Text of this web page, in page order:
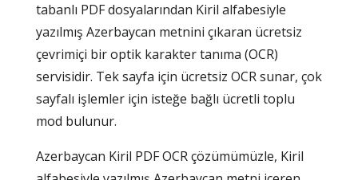
tabanlı PDF dosyalarından Kiril alfabesiyle
yazılmış Azerbaycan metnini çıkaran ücretsiz
çevrimiçi bir optik karakter tanıma (OCR)
servisidir. Tek sayfa için ücretsiz OCR sunar, çok
sayfalı işlemler için isteğe bağlı ücretli toplu
mod bulunur.
Azerbaycan Kiril PDF OCR çözümümüzle, Kiril